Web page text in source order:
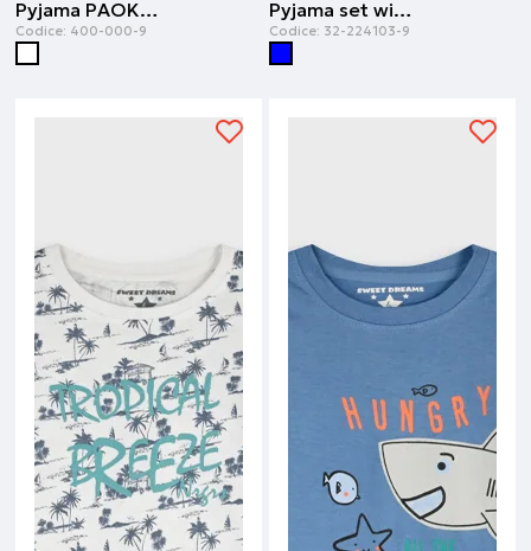
Pyjama PAOK FC | A quadretti
Codice: 400-000-9
Pyjama set with print for boys | Blu
Codice: 32-224103-9